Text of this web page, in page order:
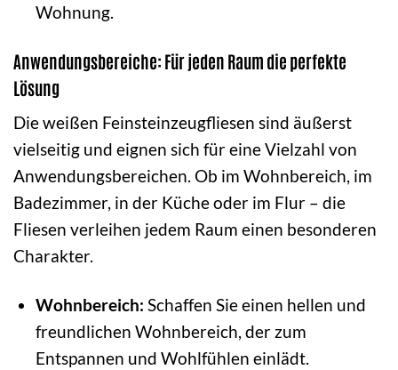
Wohnung.
Anwendungsbereiche: Für jeden Raum die perfekte
Lösung
Die weißen Feinsteinzeugfliesen sind äußerst
vielseitig und eignen sich für eine Vielzahl von
Anwendungsbereichen. Ob im Wohnbereich, im
Badezimmer, in der Küche oder im Flur – die
Fliesen verleihen jedem Raum einen besonderen
Charakter.
Wohnbereich: Schaffen Sie einen hellen und
freundlichen Wohnbereich, der zum
Entspannen und Wohlfühlen einlädt.